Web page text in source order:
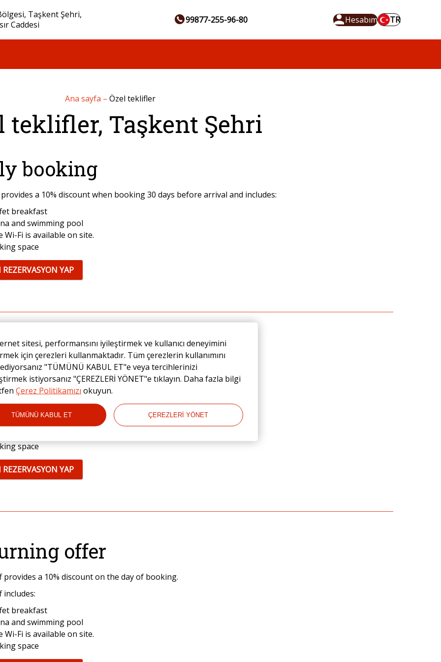
sitesi, performansını iyileştirmek ve kullanıcı deneyimini
için çerezleri kullanmaktadır. Tüm çerezlerin kullanımını
"TÜMÜNÜ KABUL ET"e veya tercihlerinizi
istiyorsanız "ÇEREZLERİ YÖNET"e tıklayın. Daha fazla bilgi
Çerez Politikamızı okuyun.
TÜMÜNÜ KABUL ET ÇEREZLERİ YÖNET
Taşkent Şehri,
Caddesi
99877-255-96-80 Hesabım TR
Ana sayfa – Özel teklifler
teklifler, Taşkent Şehri
booking
a 10% discount when booking 30 days before arrival and includes:
breakfast
and swimming pool
Wi-Fi is available on site.
space
YAP
term accommodation
provides a 10% discount for stays of 3 nights or more.
includes:
breakfast
space
YAP
offer
provides a 10% discount on the day of booking.
breakfast
and swimming pool
Wi-Fi is available on site.
space